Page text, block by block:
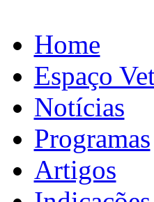
Home
Espaço
Notícias
Programas
Artigos